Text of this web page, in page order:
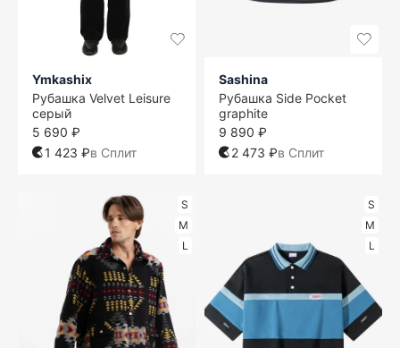
Ymkashix
Рубашка Velvet Leisure
серый
5 690 ₽
1 423 ₽в Сплит
Sashina
Рубашка Side Pocket
graphite
9 890 ₽
2 473 ₽в Сплит
S
M
L
S
M
L